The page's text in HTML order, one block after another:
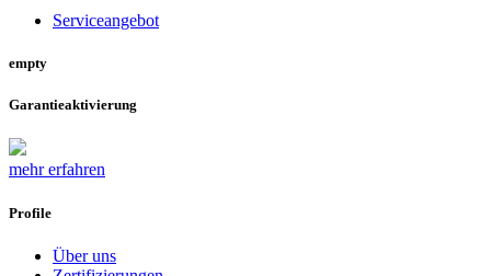
Serviceangebot
empty
Garantieaktivierung
mehr erfahren
Profile
Über uns